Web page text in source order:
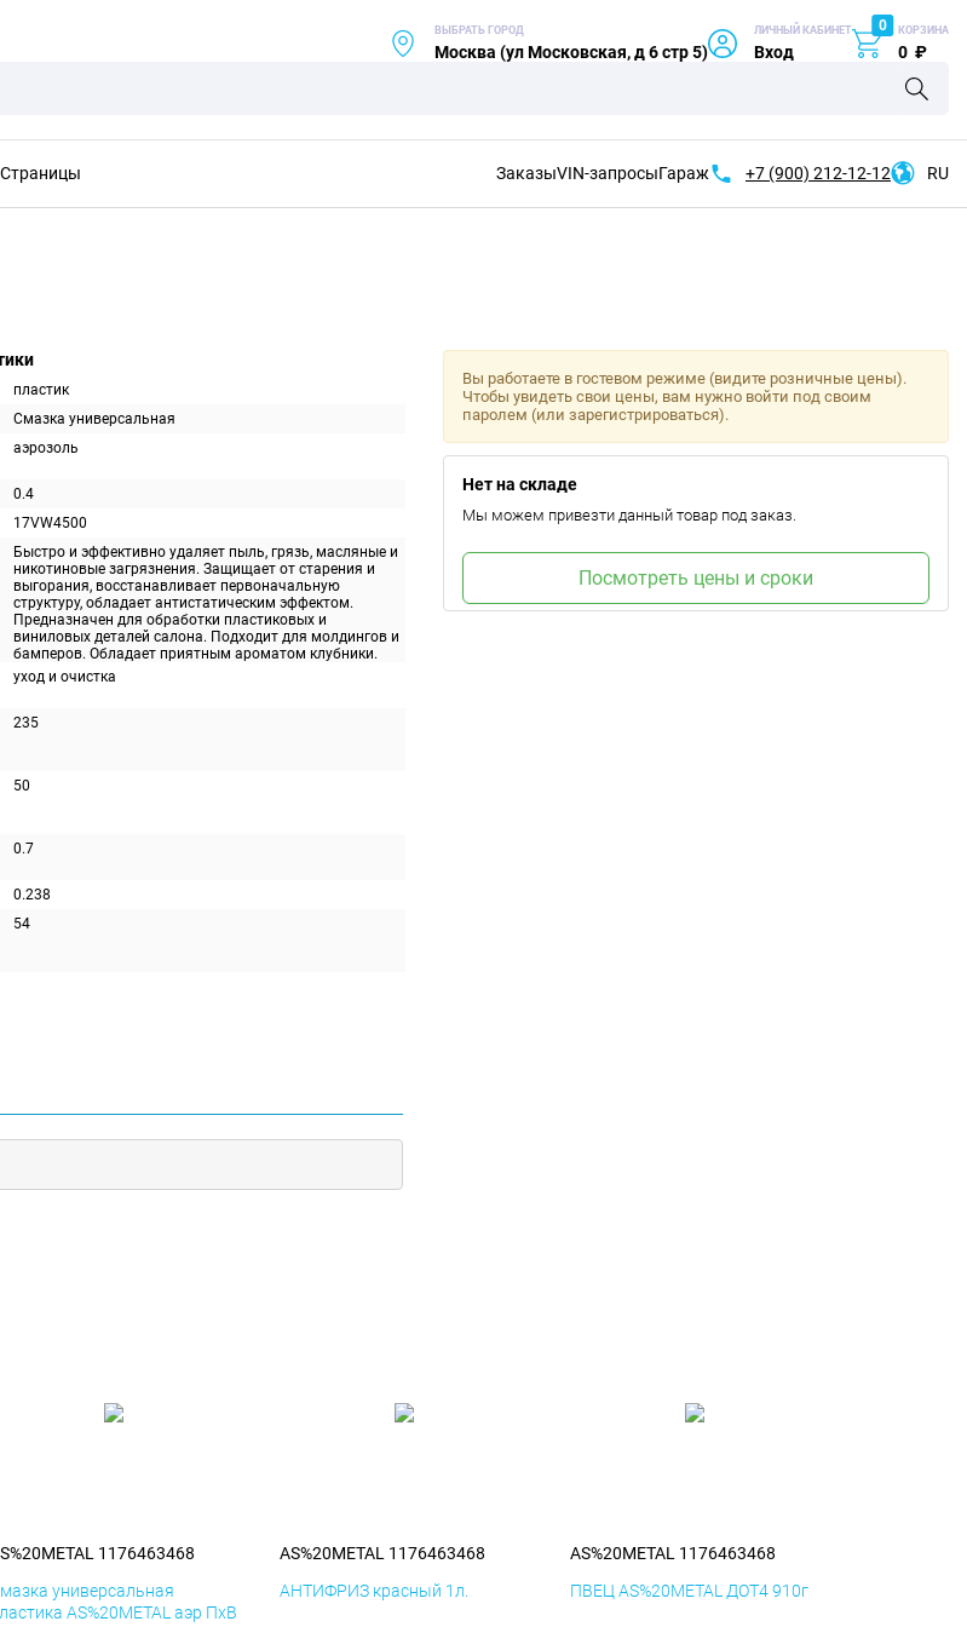
ВЫБРАТЬ ГОРОД
Москва (ул Московская, д 6 стр 5)
ЛИЧНЫЙ КАБИНЕТ
Вход
0 КОРЗИНА
0 ₽
Страницы ЗаказыVIN-запросыГараж +7 (900) 212-12-12 RU
пластик
Смазка универсальная
аэрозоль
0.4
17VW4500
Быстро и эффективно удаляет пыль, грязь, масляные и
никотиновые загрязнения. Защищает от старения и
выгорания, восстанавливает первоначальную
структуру, обладает антистатическим эффектом.
Предназначен для обработки пластиковых и
виниловых деталей салона. Подходит для молдингов и
бамперов. Обладает приятным ароматом клубники.
уход и очистка
235
50
0.7
0.238
54
Вы работаете в гостевом режиме (видите розничные цены).
Чтобы увидеть свои цены, вам нужно войти под своим
паролем (или зарегистрироваться).
Нет на складе
Мы можем привезти данный товар под заказ.
Посмотреть цены и сроки
1176463468
универсальная
AS%20METAL аэр ПхВ
AS%20METAL 1176463468
АНТИФРИЗ красный 1л.
AS%20METAL 1176463468
ПВЕЦ AS%20METAL ДОТ4 910г